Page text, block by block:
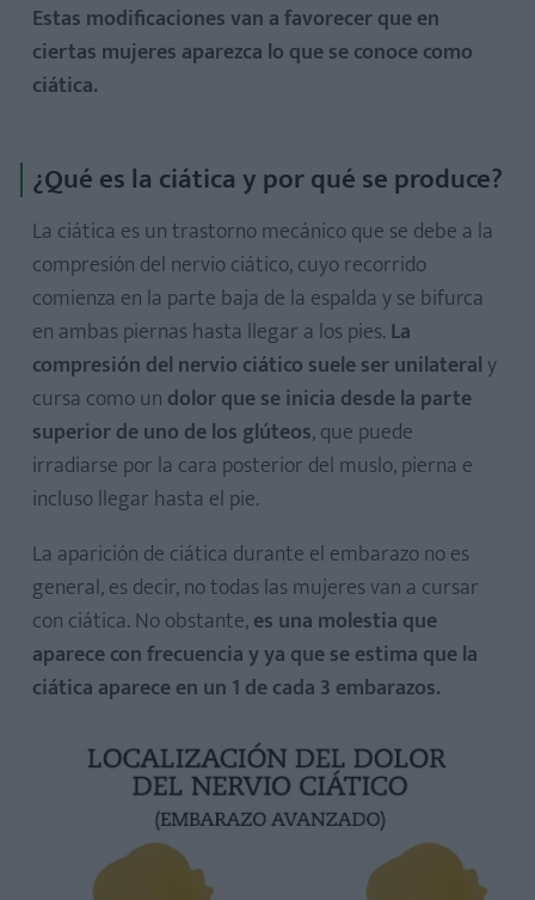
Estas modificaciones van a favorecer que en
ciertas mujeres aparezca lo que se conoce como
ciática.
¿Qué es la ciática y por qué se produce?
La ciática es un trastorno mecánico que se debe a la
compresión del nervio ciático, cuyo recorrido
comienza en la parte baja de la espalda y se bifurca
en ambas piernas hasta llegar a los pies. La
compresión del nervio ciático suele ser unilateraly
cursa como un dolor que se inicia desde la parte
superior de uno de los glúteos, que puede
irradiarse por la cara posterior del muslo, pierna e
incluso llegar hasta el pie.
La aparición de ciática durante el embarazo no es
general, es decir, no todas las mujeres van a cursar
con ciática. No obstante,es una molestia que
aparece con frecuencia y ya que se estima que la
ciática aparece en un 1 de cada 3 embarazos.